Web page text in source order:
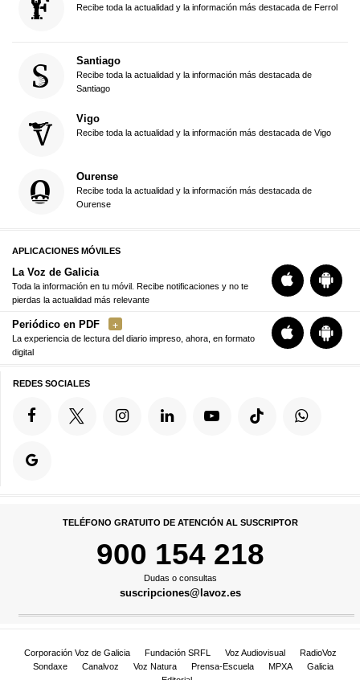
Recibe toda la actualidad y la información más destacada de Ferrol
Santiago
Recibe toda la actualidad y la información más destacada de
Santiago
Vigo
Recibe toda la actualidad y la información más destacada de Vigo
Ourense
Recibe toda la actualidad y la información más destacada de
Ourense
APLICACIONES MÓVILES
La Voz de Galicia
Toda la información en tu móvil. Recibe notificaciones y no te
pierdas la actualidad más relevante
Periódico en PDF
La experiencia de lectura del diario impreso, ahora, en formato
digital
REDES SOCIALES
TELÉFONO GRATUITO DE ATENCIÓN AL SUSCRIPTOR
900 154 218
Dudas o consultas
suscripciones@lavoz.es
Corporación Voz de Galicia Fundación SRFL Voz Audiovisual
RadioVoz
Sondaxe
Canalvoz Voz Natura Prensa-Escuela MPXA
Galicia